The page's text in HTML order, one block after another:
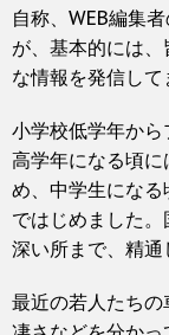
自称、WEB編集
が、基本的には
な情報を発信して
小学校低学年から
高学年になる頃
め、中学生にな
ではじめました
深い所まで、精通
最近の若人たちの